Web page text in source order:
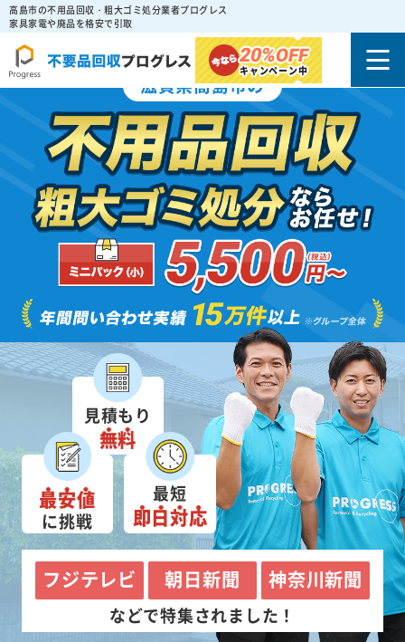
高島市の不用品回収・粗大ゴミ処分業者プログレス
家具家電や廃品を格安で引取
20%OFF
キャンペーン中
滋賀県高島市の
見積もり
無料
最安値
に挑戦
最短
即日対応
フジテレビ 朝日新聞 神奈川新聞
などで特集されました！